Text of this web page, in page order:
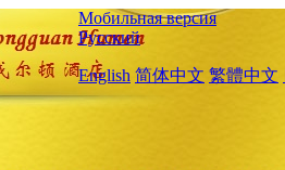
Мобильная версия
Русский
English 简体中文 繁體中文